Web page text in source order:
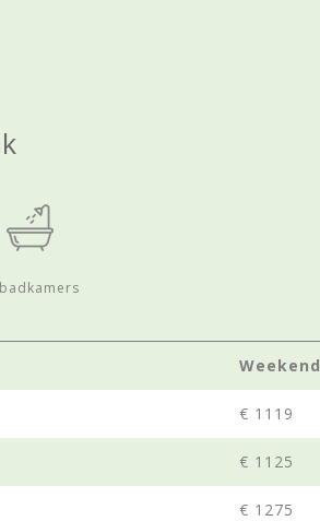
Weekend
€ 1119
€ 1125
€ 1275